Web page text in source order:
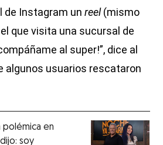
de Instagram unreel(mismo
que visita una sucursal de
al super!”, dice al
algunos usuarios rescataron
polémica en
dijo: soy